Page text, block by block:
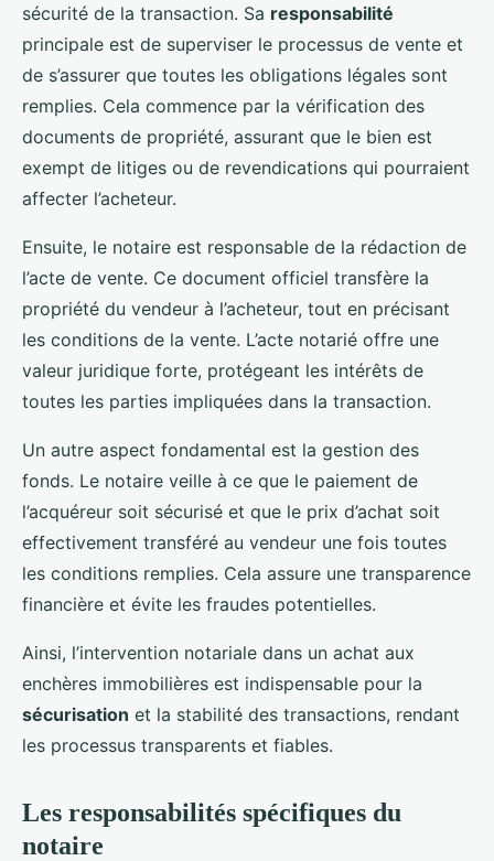
sécurité de la transaction. Sa responsabilité
principale est de superviser le processus de vente et
de s’assurer que toutes les obligations légales sont
remplies. Cela commence par la vérification des
documents de propriété, assurant que le bien est
exempt de litiges ou de revendications qui pourraient
affecter l’acheteur.
Ensuite, le notaire est responsable de la rédaction de
l’acte de vente. Ce document officiel transfère la
propriété du vendeur à l’acheteur, tout en précisant
les conditions de la vente. L’acte notarié offre une
valeur juridique forte, protégeant les intérêts de
toutes les parties impliquées dans la transaction.
Un autre aspect fondamental est la gestion des
fonds. Le notaire veille à ce que le paiement de
l’acquéreur soit sécurisé et que le prix d’achat soit
effectivement transféré au vendeur une fois toutes
les conditions remplies. Cela assure une transparence
financière et évite les fraudes potentielles.
Ainsi, l’intervention notariale dans un achat aux
enchères immobilières est indispensable pour la
sécurisation et la stabilité des transactions, rendant
les processus transparents et fiables.
Les responsabilités spécifiques du
notaire